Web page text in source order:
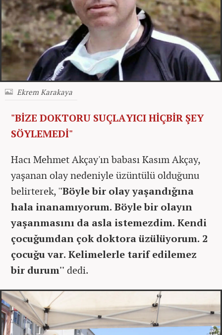
Ekrem Karakaya
"BİZE DOKTORU SUÇLAYICI HİÇBİR ŞEY
SÖYLEMEDİ"
Hacı Mehmet Akçay'ın babası Kasım Akçay,
yaşanan olay nedeniyle üzüntülü olduğunu
belirterek, ''Böyle bir olay yaşandığına
hala inanamıyorum. Böyle bir olayın
yaşanmasını da asla istemezdim. Kendi
çocuğumdan çok doktora üzülüyorum. 2
çocuğu var. Kelimelerle tarif edilemez
bir durum'' dedi.